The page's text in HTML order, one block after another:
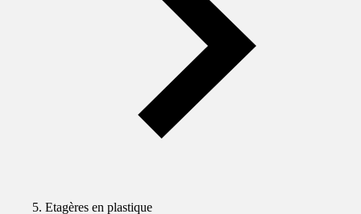
Etagères en plastique